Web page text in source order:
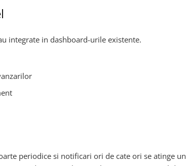
integrate in dashboard-urile existente.
periodice si notificari ori de cate ori se atinge